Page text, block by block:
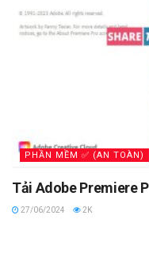
PHẦN MỀM ✅ (AN TOÀN)
Tải Adobe Premiere
27/06/2024 2K